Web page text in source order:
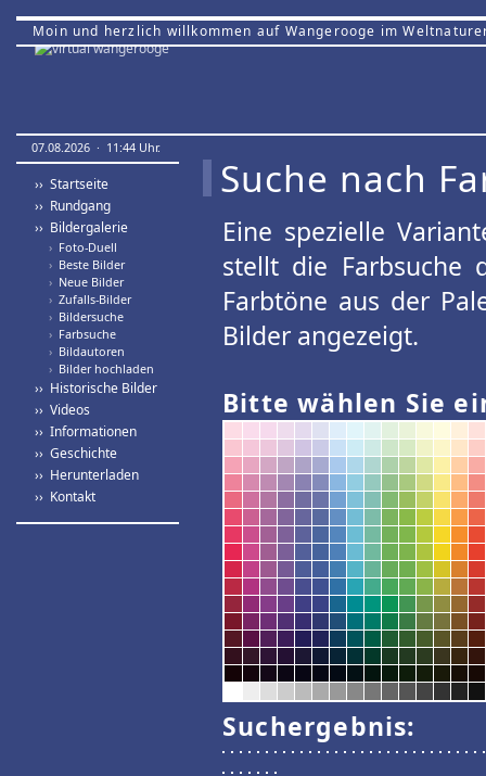
Moin und herzlich willkommen auf Wangerooge im
07.08.2026 · 11:44 Uhr.
›› Startseite
›› Rundgang
›› Bildergalerie
› Foto-Duell
› Beste Bilder
› Neue Bilder
› Zufalls-Bilder
› Bildersuche
› Farbsuche
› Bildautoren
› Bilder hochladen
›› Historische Bilder
›› Videos
›› Informationen
›› Geschichte
›› Herunterladen
›› Kontakt
Suche nach
Eine spezielle
stellt die Farbsuche
Farbtöne aus der
Bilder angezeigt.
Bitte wählen Sie
Suchergebnis: